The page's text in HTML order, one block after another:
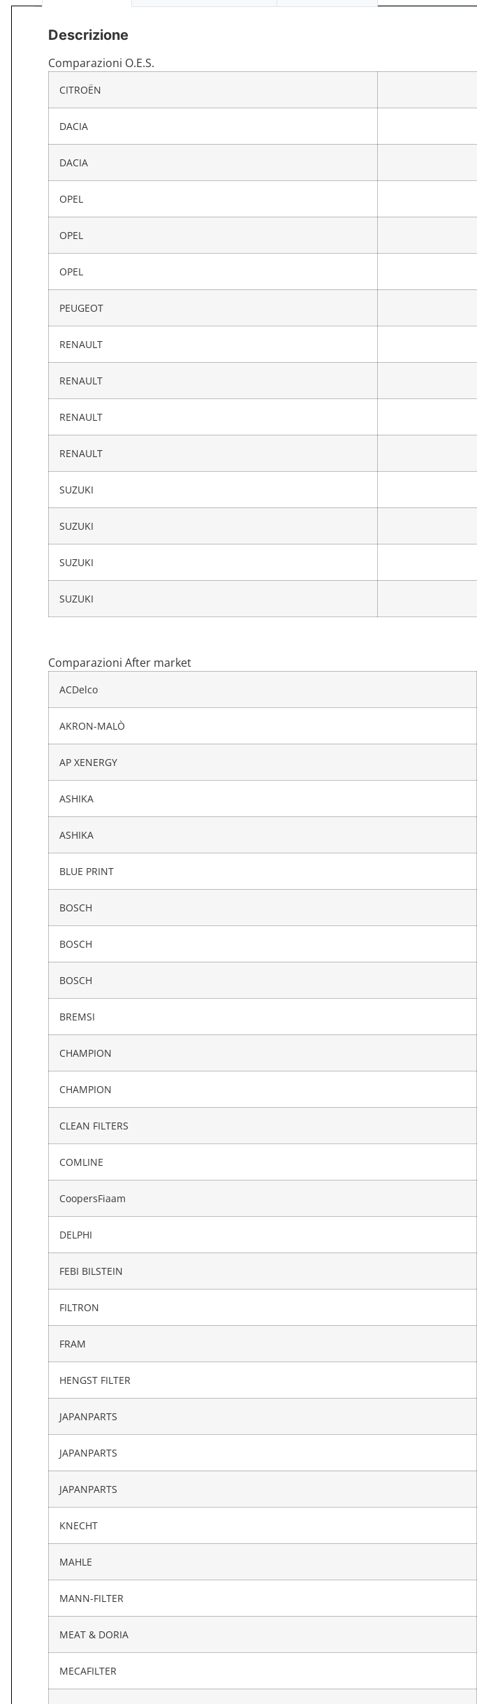
Descrizione
Comparazioni O.E.S.
CITROËN
DACIA
DACIA
OPEL
OPEL
OPEL
PEUGEOT
RENAULT
RENAULT
RENAULT
RENAULT
SUZUKI
SUZUKI
SUZUKI
SUZUKI
Comparazioni After market
ACDelco
AKRON-MALÒ
AP XENERGY
ASHIKA
ASHIKA
BLUE PRINT
BOSCH
BOSCH
BOSCH
BREMSI
CHAMPION
CHAMPION
CLEAN FILTERS
COMLINE
CoopersFiaam
DELPHI
FEBI BILSTEIN
FILTRON
FRAM
HENGST FILTER
JAPANPARTS
JAPANPARTS
JAPANPARTS
KNECHT
MAHLE
MANN-FILTER
MEAT & DORIA
MECAFILTER